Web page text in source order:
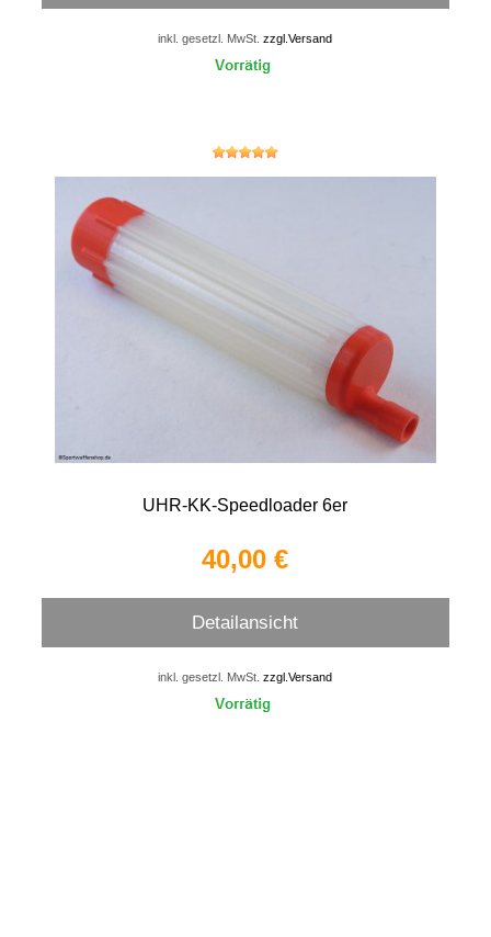
inkl. gesetzl. MwSt.zzgl.Versand
UHR-KK-Speedloader 6er
40,00 €
Detailansicht
inkl. gesetzl. MwSt.zzgl.Versand